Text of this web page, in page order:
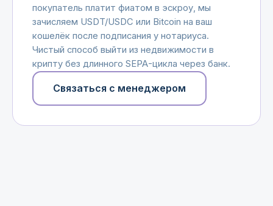
покупатель платит фиатом в эскроу, мы
зачисляем USDT/USDC или Bitcoin на ваш
кошелёк после подписания у нотариуса.
Чистый способ выйти из недвижимости в
крипту без длинного SEPA-цикла через банк.
Связаться с менеджером